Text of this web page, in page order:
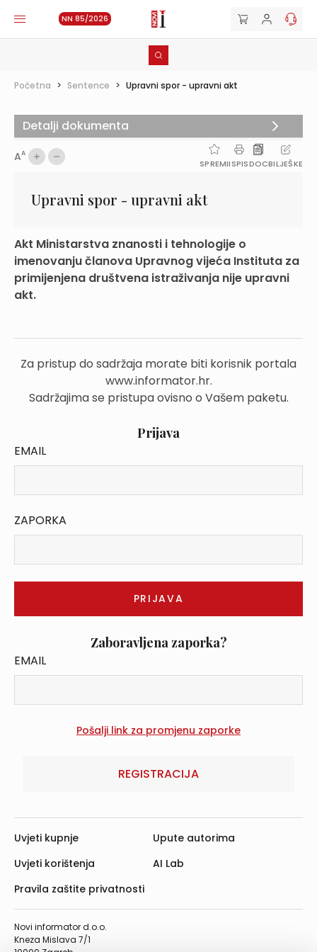
NN 85/2026
Početna > Sentence > Upravni spor - upravni akt
AA
SPREMIISPISDOCBILJEŠKE
Upravni spor - upravni akt
Akt Ministarstva znanosti i tehnologije o
imenovanju članova Upravnog vijeća Instituta za
primijenjena društvena istraživanja nije upravni
akt.
Za pristup do sadržaja morate biti korisnik portala
www.informator.hr.
Sadržajima se pristupa ovisno o Vašem paketu.
Prijava
EMAIL
ZAPORKA
Zaboravljena zaporka?
EMAIL
REGISTRACIJA
Detalji dokumenta
Novi informator d.o.o.
Kneza Mislava 7/1
Uvjeti kupnje
Uvjeti korištenja
Pravila zaštite privatnosti
Upute autorima
AI Lab